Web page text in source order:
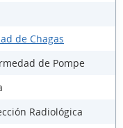
de Chagas
de Pompe
Radiológica